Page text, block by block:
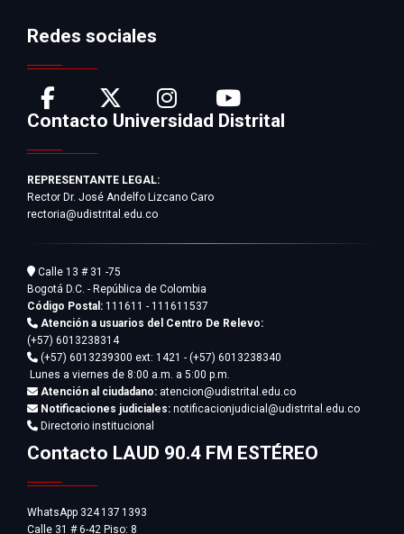
Redes sociales
Contacto Universidad Distrital
REPRESENTANTE LEGAL:
Rector Dr. José Andelfo Lizcano Caro
rectoria@udistrital.edu.co
Calle 13 # 31 -75
Bogotá D.C. - República de Colombia
Código Postal: 111611 - 111611537
Atención a usuarios del Centro De Relevo:
(+57) 6013238314
(+57) 6013239300 ext: 1421 - (+57) 6013238340
Lunes a viernes de 8:00 a.m. a 5:00 p.m.
Atención al ciudadano: atencion@udistrital.edu.co
Notificaciones judiciales: notificacionjudicial@udistrital.edu.co
Directorio institucional
Contacto LAUD 90.4 FM ESTÉREO
WhatsApp 324 137 1393
Calle 31 # 6-42 Piso: 8